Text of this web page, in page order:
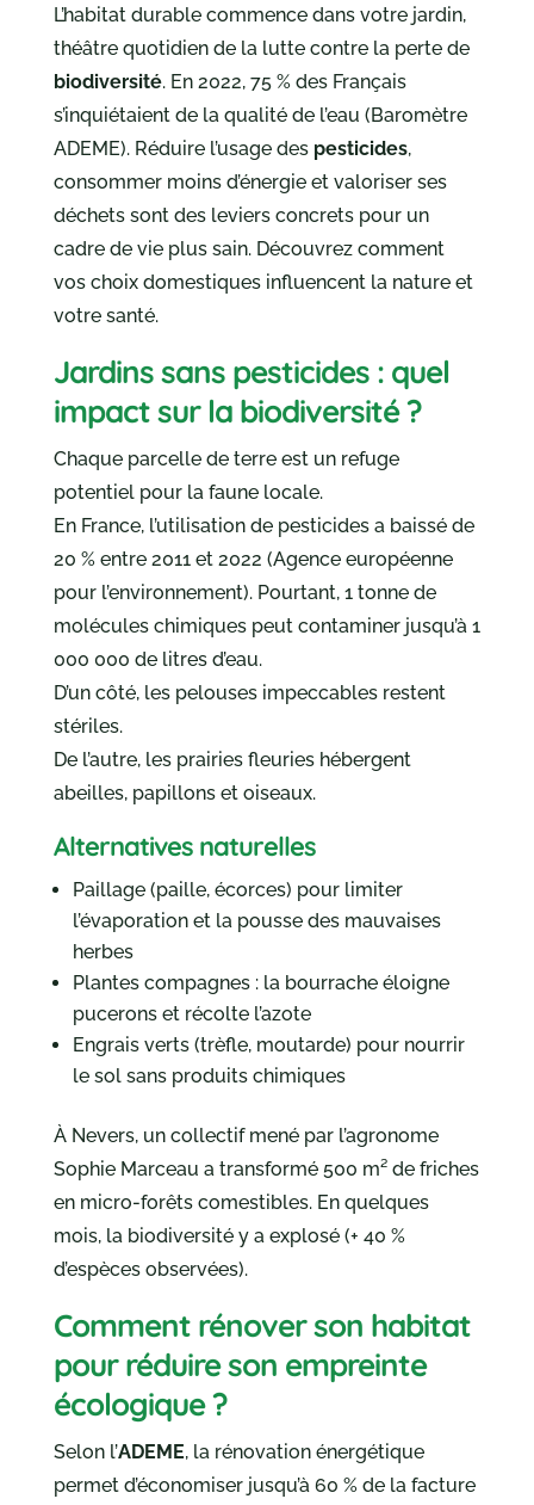
L’habitat durable commence dans votre jardin,
théâtre quotidien de la lutte contre la perte de
biodiversité. En 2022, 75 % des Français
s’inquiétaient de la qualité de l’eau (Baromètre
ADEME). Réduire l’usage des pesticides,
consommer moins d’énergie et valoriser ses
déchets sont des leviers concrets pour un
cadre de vie plus sain. Découvrez comment
vos choix domestiques influencent la nature et
votre santé.
Jardins sans pesticides : quel
impact sur la biodiversité ?
Chaque parcelle de terre est un refuge
potentiel pour la faune locale.
En France, l’utilisation de pesticides a baissé de
20 % entre 2011 et 2022 (Agence européenne
pour l’environnement). Pourtant, 1 tonne de
molécules chimiques peut contaminer jusqu’à 1
000 000 de litres d’eau.
D’un côté, les pelouses impeccables restent
stériles.
De l’autre, les prairies fleuries hébergent
abeilles, papillons et oiseaux.
Alternatives naturelles
Paillage (paille, écorces) pour limiter
l’évaporation et la pousse des mauvaises
herbes
Plantes compagnes : la bourrache éloigne
pucerons et récolte l’azote
Engrais verts (trèfle, moutarde) pour nourrir
le sol sans produits chimiques
À Nevers, un collectif mené par l’agronome
Sophie Marceau a transformé 500 m² de friches
en micro-forêts comestibles. En quelques
mois, la biodiversité y a explosé (+ 40 %
d’espèces observées).
Comment rénover son habitat
pour réduire son empreinte
écologique ?
Selon l’ADEME, la rénovation énergétique
permet d’économiser jusqu’à 60 % de la facture